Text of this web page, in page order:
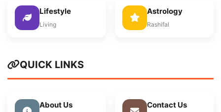
Lifestyle
Living
Astrology
Rashifal
QUICK LINKS
About Us Contact Us